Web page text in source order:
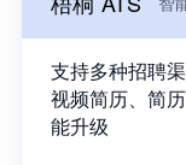
支持多种招聘
视频简历、简
能升级